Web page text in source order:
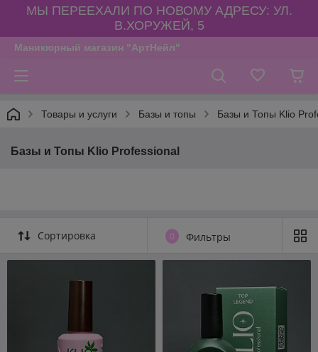
МЫ ПЕРЕЕХАЛИ ПО НОВОМУ АДРЕСУ: УЛ.
В.ХОРУЖЕЙ, 5
Маникюрный магазин "АртНейл"
Товары и услуги Базы и топы Базы и Топы Klio
Базы и Топы Klio Professional
Сортировка 0 Фильтры